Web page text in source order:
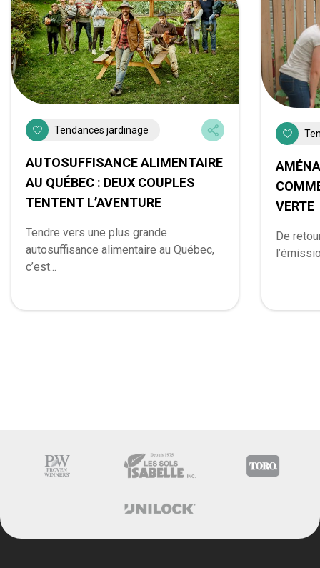
Tendances jardinage
AUTOSUFFISANCE ALIMENTAIRE
AU QUÉBEC : DEUX COUPLES
TENTENT L’AVENTURE
Tendre vers une plus grande
autosuffisance alimentaire au Québec,
c’est...
VERTE
De